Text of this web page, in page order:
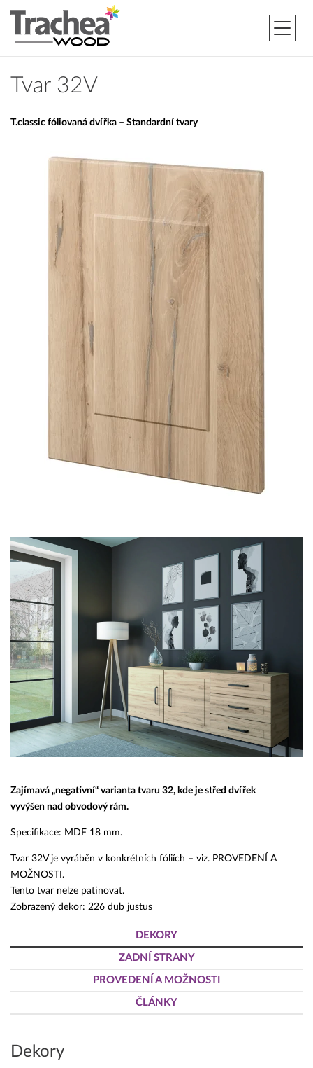
Tvar 32V
T.classic fóliovaná dvířka – Standardní tvary
Zajímavá „negativní“ varianta tvaru 32, kde je střed dvířek
vyvýšen nad obvodový rám.
Specifikace: MDF 18 mm.
Tvar 32V je vyráběn v konkrétních fóliích – viz. PROVEDENÍ A
MOŽNOSTI.
Tento tvar nelze patinovat.
Zobrazený dekor: 226 dub justus
DEKORY
ZADNÍ STRANY
PROVEDENÍ A MOŽNOSTI
ČLÁNKY
Dekory